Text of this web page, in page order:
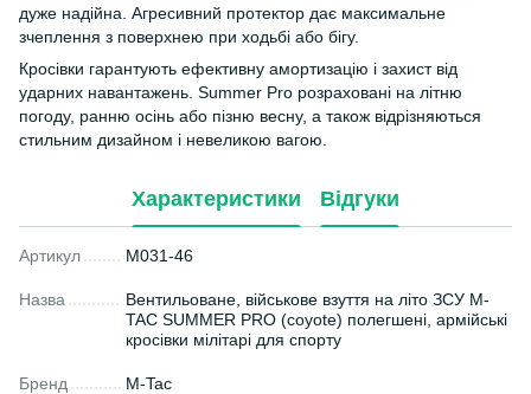
дуже надійна. Агресивний протектор дає максимальне
зчеплення з поверхнею при ходьбі або бігу.
Кросівки гарантують ефективну амортизацію і захист від
ударних навантажень. Summer Pro розраховані на літню
погоду, ранню осінь або пізню весну, а також відрізняються
стильним дизайном і невеликою вагою.
Характеристики Відгуки
Артикул M031-46
Назва
Вентильоване, військове взуття на літо ЗСУ M-
TAC SUMMER PRO (coyote) полегшені, армійські
кросівки мілітарі для спорту
Бренд M-Tac